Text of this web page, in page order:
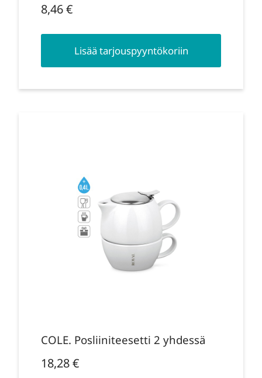
8,46€
Lisää tarjouspyyntökoriin
COLE. Posliiniteesetti 2 yhdessä
18,28€